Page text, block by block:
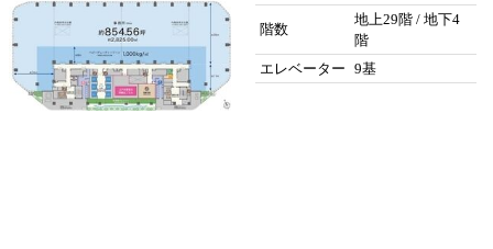
階数
地上29階 / 地下4
階
エレベーター 9基